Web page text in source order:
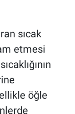
sıcak
etmesi
öğle